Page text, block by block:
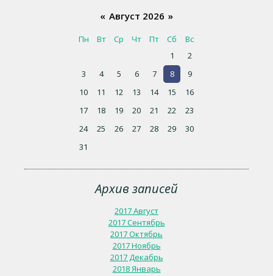
« Август 2026 »
Пн Вт Ср Чт Пт Сб
Вс
1
2
3
4 5 6 7 8
9
10
11 12 13 14 15
16
17
18 19 20 21 22
23
24
25 26 27 28 29
30
31
Архив записей
2017 Август
2017 Сентябрь
2017 Октябрь
2017 Ноябрь
2017 Декабрь
2018 Январь